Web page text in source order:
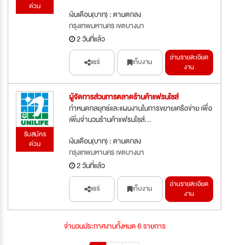
ด่วน
เงินเดือน(บาท) : ตามตกลง
กรุงเทพมหานคร เขตบางนา
2 วันที่แล้ว
แชร์ เก็บงาน
อ่านรายละเอียด
งาน
รับสมัคร
ด่วน
ผู้จัดการส่วนการตลาดร้านค้าแฟรนไชส์
กำหนดกลยุทธ์และแผนงานในการขยายเครือข่าย เพื่อ
เพิ่มจำนวนร้านค้าแฟรนไชส์...
เงินเดือน(บาท) : ตามตกลง
กรุงเทพมหานคร เขตบางนา
2 วันที่แล้ว
แชร์ เก็บงาน
อ่านรายละเอียด
งาน
จำนวนประกาศงานทั้งหมด 6 รายการ